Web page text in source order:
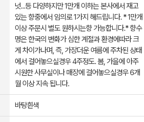
넛...등 다양하지만 1만개 이하는 본사에서 재고
있는 향중에서 임의로 1가지 해드립니다. * 1만개
이상 주문시 별도 원하시는향 가능합니다.* 향수
명은 한국의 변화가 심한 계절과 환경에따라 크
게 차이가나며, 즉, 가장더운 여름에 주차된 상태
에서 걸어놓으실경우 4주정도. 봄, 가을에 아주
시원한 사무실이나 매장에 걸어놓으실경우 6개
월 이상 지속 됩니다.
바탕흰색